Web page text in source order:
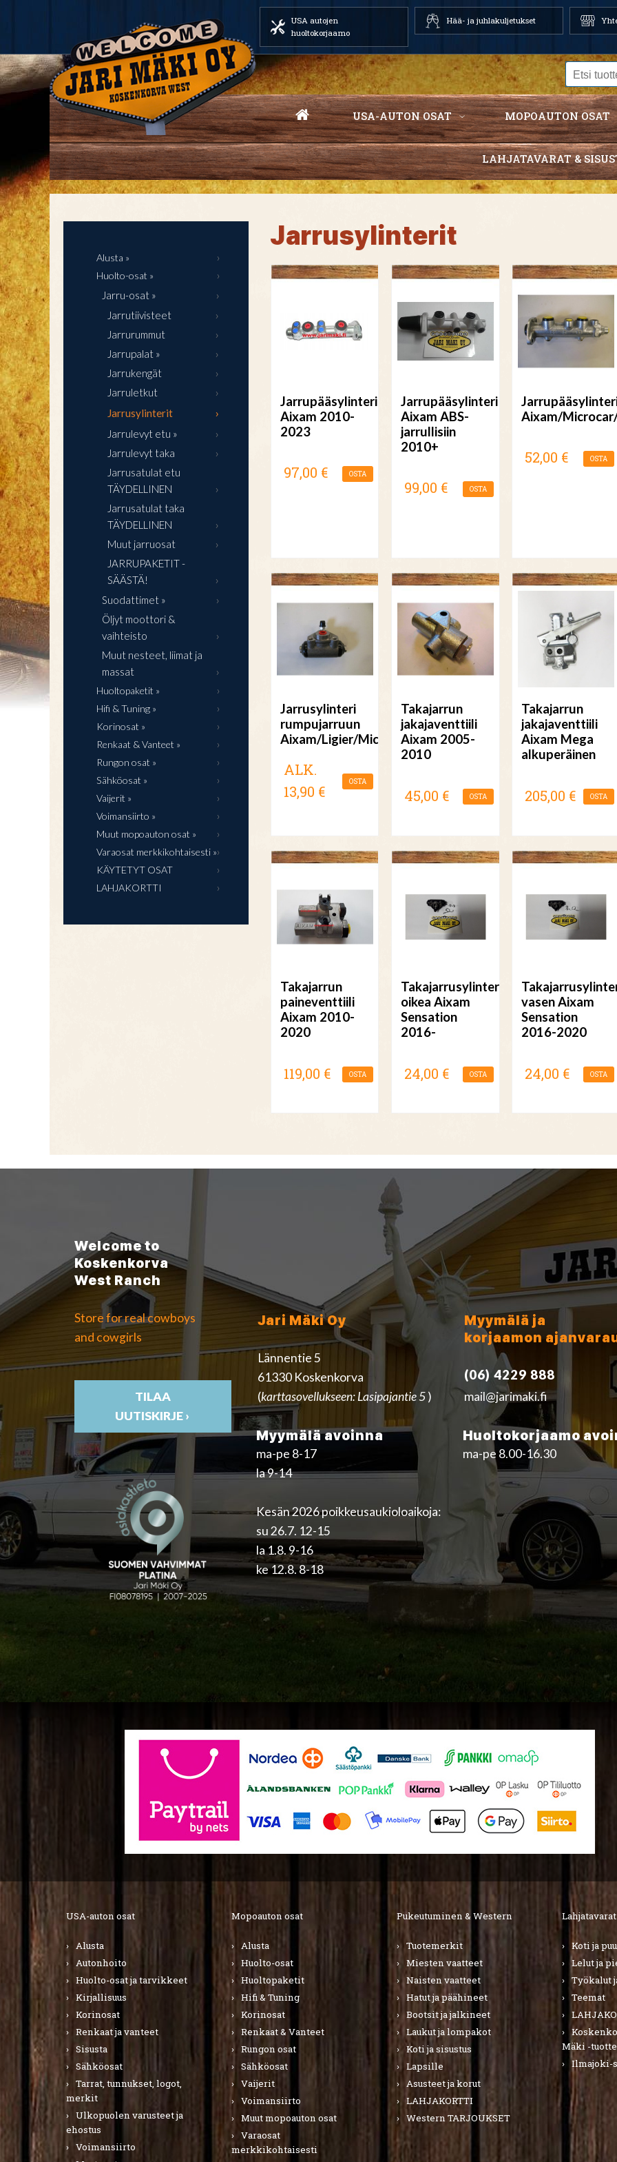
USA autojen
huoltokorjaamo
Hää- ja juhlakuljetukset
USA-AUTON OSAT MOPOAUTON OSAT
LAHJATAVARAT &
Alusta »
Huolto-osat »
Jarru-osat »
Jarrutiivisteet
Jarrurummut
Jarrupalat »
Jarrukengät
Jarruletkut
Jarrusylinterit
Jarrulevyt etu »
Jarrulevyt taka
Jarrusatulat etu
TÄYDELLINEN
Jarrusatulat taka
TÄYDELLINEN
Muut jarruosat
JARRUPAKETIT -
SÄÄSTÄ!
Suodattimet »
Öljyt moottori &
vaihteisto
Muut nesteet, liimat ja
massat
Huoltopaketit »
Hifi & Tuning »
Korinosat »
Renkaat & Vanteet »
Rungon osat »
Sähköosat »
Vaijerit »
Voimansiirto »
Muut mopoauton osat »
Varaosat merkkikohtaisesti »
KÄYTETYT OSAT
LAHJAKORTTI
Jarrusylinterit
Jarrupääsylinteri
Aixam 2010-
2023
97,00 € OSTA
Jarrupääsylinteri
Aixam ABS-
jarrullisiin
2010+
99,00 € OSTA
Aixam/
52,00 € OSTA
Jarrusylinteri
rumpujarruun
Aixam/Ligier/Microcar/JDM
ALK.
13,90 €
OSTA
Takajarrun
jakajaventtiili
Aixam 2005-
2010
45,00 € OSTA
Takajarrun
jakajaventtiili
Aixam Mega
alkuperäinen
205,00 € OSTA
Takajarrun
paineventtiili
Aixam 2010-
2020
119,00 € OSTA
Takajarrusylinteri
oikea Aixam
Sensation
2016-
24,00 € OSTA
vasen Aixam
Sensation
2016-2020
24,00 € OSTA
Welcome to
Koskenkorva
West Ranch
Store for real cowboys
and cowgirls
TILAA
UUTISKIRJE ›
Jari Mäki Oy
Lännentie 5
61330 Koskenkorva
(karttasovellukseen: Lasipajantie 5)
Myymälä ja
korjaamon
(06) 4229 888
mail@jarimaki.fi
Myymälä avoinna
ma-pe 8-17
la 9-14
Kesän 2026 poikkeusaukioloaikoja:
su 26.7. 12-15
la 1.8. 9-16
ke 12.8. 8-18
Huoltokorjaamo
ma-pe 8.00-16.30
USA-auton osat
Alusta
Autonhoito
Huolto-osat ja tarvikkeet
Kirjallisuus
Korinosat
Renkaat ja vanteet
Sisusta
Sähköosat
Tarrat, tunnukset, logot,
merkit
Ulkopuolen varusteet ja
ehostus
Voimansiirto
Mopoauton osat
Alusta
Huolto-osat
Huoltopaketit
Hifi & Tuning
Korinosat
Renkaat & Vanteet
Rungon osat
Sähköosat
Vaijerit
Voimansiirto
Muut mopoauton osat
Varaosat
merkkikohtaisesti
Pukeutuminen & Western
Tuotemerkit
Miesten vaatteet
Naisten vaatteet
Hatut ja päähineet
Bootsit ja jalkineet
Laukut ja lompakot
Koti ja sisustus
Lapsille
Asusteet ja korut
LAHJAKORTTI
Western TARJOUKSET
Koti ja
Lelut ja
Työkalut
Teemat
Mäki -
Ilmajoki-